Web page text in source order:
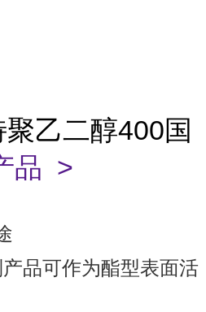
乙二醇400国
品 >
品可作为酯型表面活